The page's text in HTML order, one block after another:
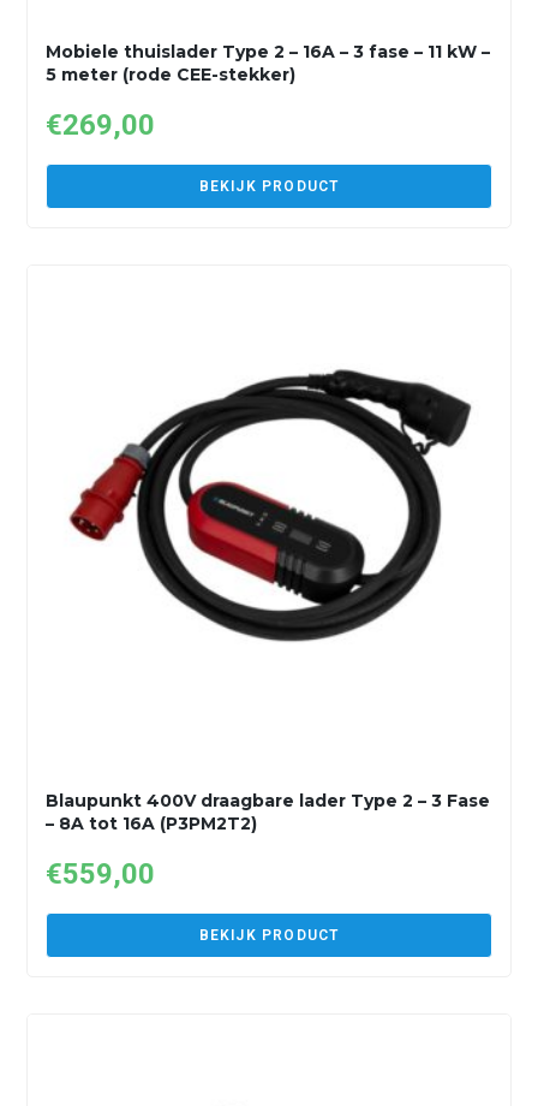
Mobiele thuislader Type 2 – 16A – 3 fase – 11 kW –
5 meter (rode CEE-stekker)
€269,00
BEKIJK PRODUCT
Blaupunkt 400V draagbare lader Type 2 – 3 Fase
– 8A tot 16A (P3PM2T2)
€559,00
BEKIJK PRODUCT